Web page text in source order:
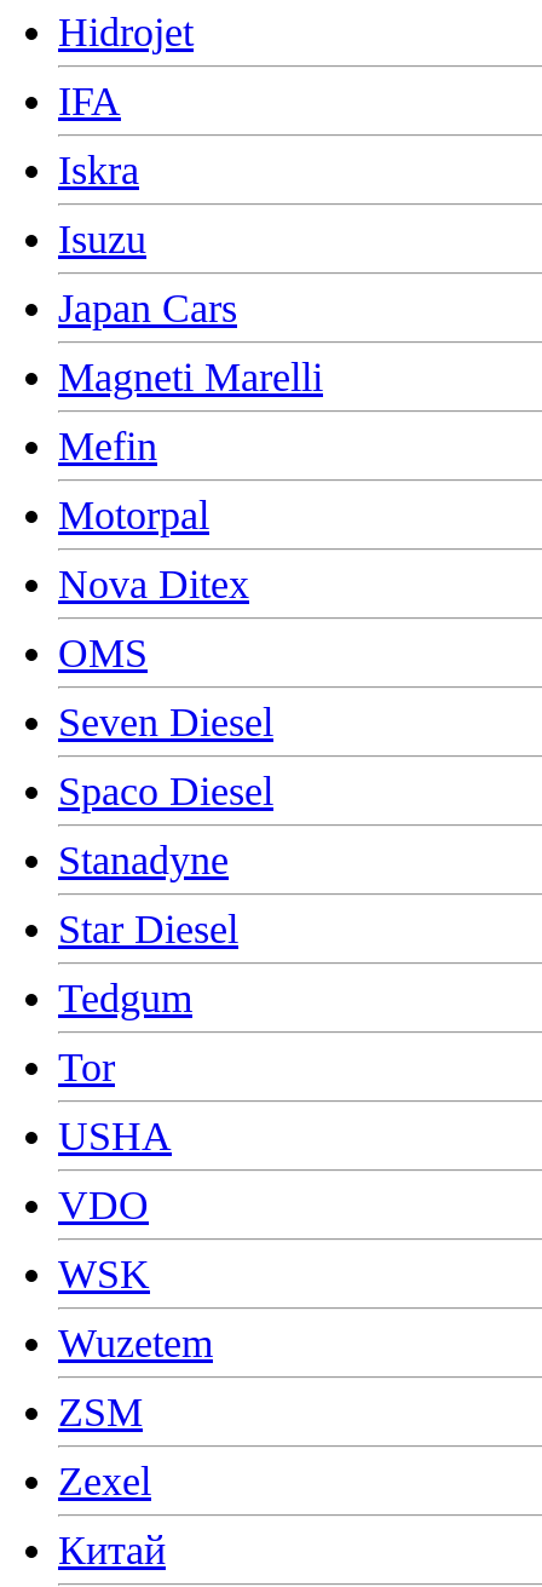
Hidrojet
IFA
Iskra
Isuzu
Japan Cars
Magneti Marelli
Mefin
Motorpal
Nova Ditex
OMS
Seven Diesel
Spaco Diesel
Stanadyne
Star Diesel
Tedgum
Tor
USHA
VDO
WSK
Wuzetem
ZSM
Zexel
Китай